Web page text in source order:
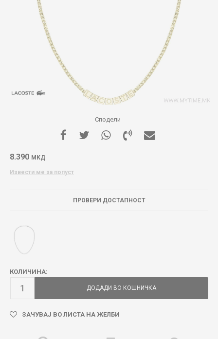
Сподели
8.390 МКД
Извести ме за попуст
ПРОВЕРИ ДОСТАПНОСТ
КОЛИЧИНА:
ДОДАДИ ВО КОШНИЧКА
ЗАЧУВАЈ ВО ЛИСТА НА ЖЕЛБИ